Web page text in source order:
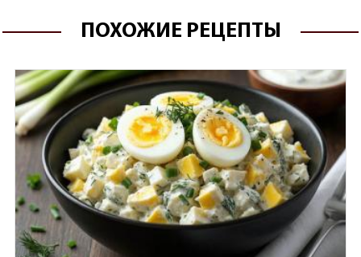
ПОХОЖИЕ РЕЦЕПТЫ